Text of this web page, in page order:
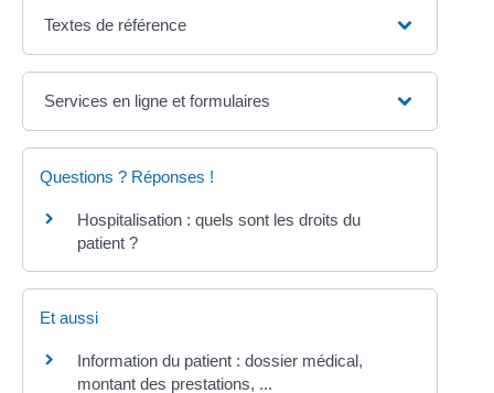
Textes de référence
Services en ligne et formulaires
Questions ? Réponses !
Hospitalisation : quels sont les droits du
patient ?
Et aussi
Information du patient : dossier médical,
montant des prestations, ...